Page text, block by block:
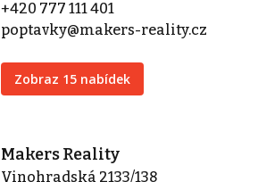
+420 777 111 401
poptavky@makers-reality.cz
Zobraz 15 nabídek
Makers Reality
Vinohradská 2133/138